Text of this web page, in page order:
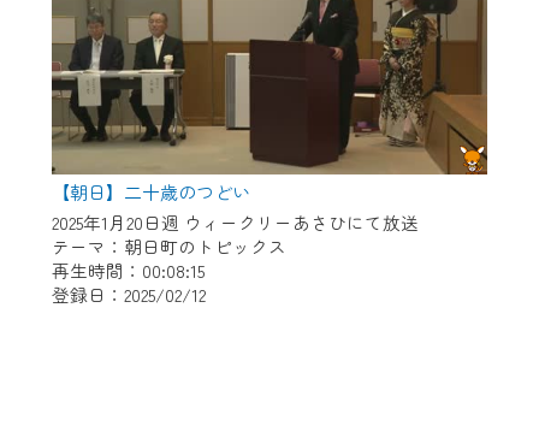
【朝日】二十歳のつどい
2025年1月20日週 ウィークリーあさひにて放送
テーマ：朝日町のトピックス
再生時間：00:08:15
登録日：2025/02/12